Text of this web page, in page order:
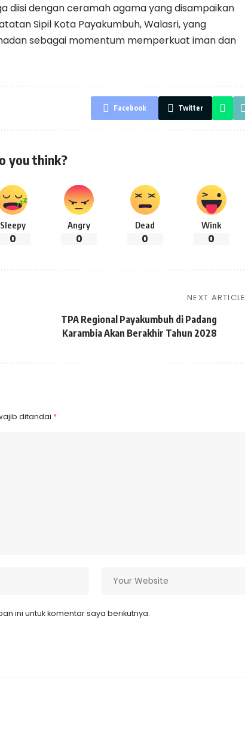
diisi dengan ceramah agama yang disampaikan
Sipil Kota Payakumbuh, Walasri, yang
sebagai momentum memperkuat iman dan
Facebook Twitter
you think?
Sleepy
0
Angry
0
Dead
0
Wink
0
NEXT ARTICLE
TPA Regional Payakumbuh di Padang
Karambia Akan Berakhir Tahun 2028
ditandai *
ini untuk komentar saya berikutnya.